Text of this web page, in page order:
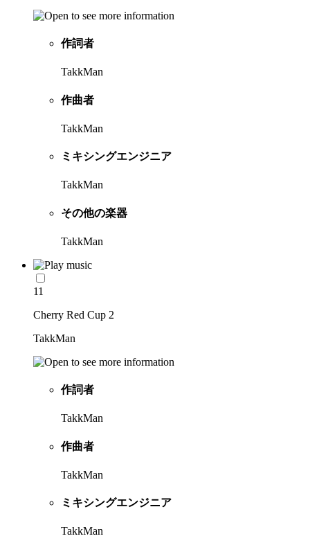
作詞者
TakkMan
作曲者
TakkMan
ミキシングエンジニア
TakkMan
その他の楽器
TakkMan
11
Cherry Red Cup 2
TakkMan
作詞者
TakkMan
作曲者
TakkMan
ミキシングエンジニア
TakkMan